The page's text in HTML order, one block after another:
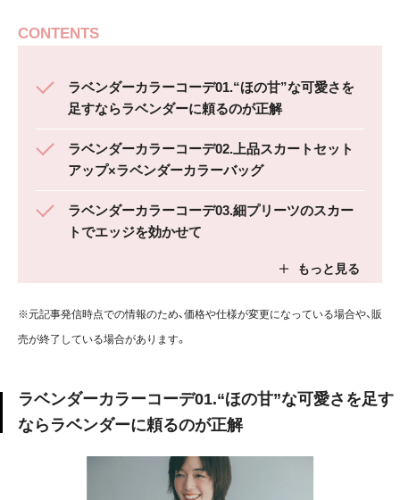
CONTENTS
ラベンダーカラーコーデ01.“ほの甘”な可愛さを
足すならラベンダーに頼るのが正解
ラベンダーカラーコーデ02.上品スカートセット
アップ×ラベンダーカラーバッグ
ラベンダーカラーコーデ03.細プリーツのスカー
トでエッジを効かせて
※元記事発信時点での情報のため、価格や仕様が変更になっている場合や、販
売が終了している場合があります。
ラベンダーカラーコーデ01.“ほの甘”な可愛さを足す
ならラベンダーに頼るのが正解